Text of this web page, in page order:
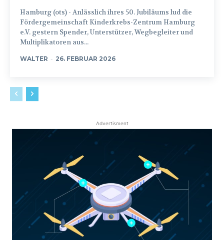
Hamburg (ots) - Anlässlich ihres 50. Jubiläums lud die
Fördergemeinschaft Kinderkrebs-Zentrum Hamburg
e.V. gestern Spender, Unterstützer, Wegbegleiter und
Multiplikatoren aus...
WALTER - 26. FEBRUAR 2026
Advertisment